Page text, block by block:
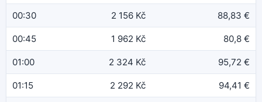
00:30 2 156 Kč 88,83 €
00:45 1 962 Kč 80,8 €
01:00 2 324 Kč 95,72 €
01:15 2 292 Kč 94,41 €